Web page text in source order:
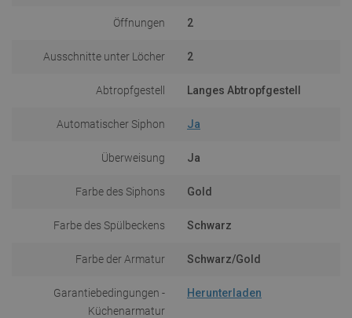
Öffnungen 2
Ausschnitte unter Löcher 2
Abtropfgestell Langes Abtropfgestell
Automatischer Siphon Ja
Überweisung Ja
Farbe des Siphons Gold
Farbe des Spülbeckens Schwarz
Farbe der Armatur Schwarz/Gold
Garantiebedingungen -
Küchenarmatur
Herunterladen